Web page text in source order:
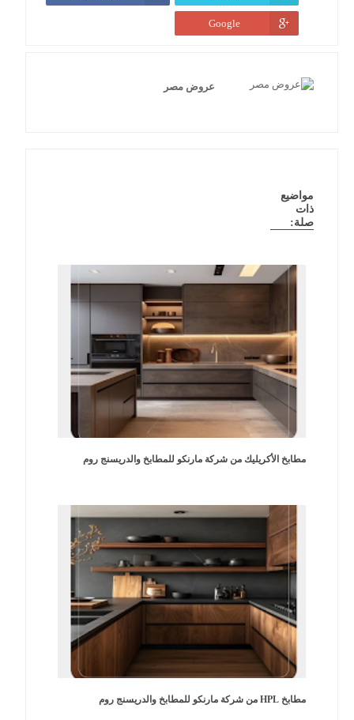
Google
عروض مصر
مواضيع
ذات
صلة:
مطابخ الأكريليك من شركة مارنكو للمطابخ والدريسنج روم
مطابخ HPL من شركة مارنكو للمطابخ والدريسنج روم